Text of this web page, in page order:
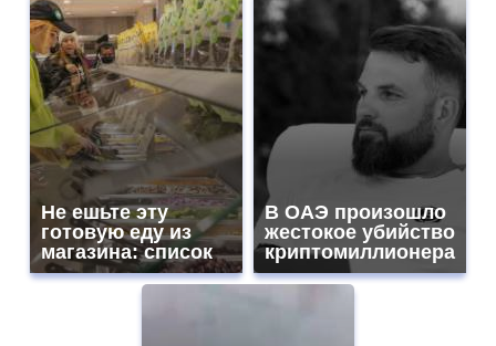
Не ешьте эту
готовую еду из
магазина: список
В ОАЭ произошло
жестокое убийство
криптомиллионера